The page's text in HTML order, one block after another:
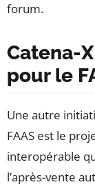
forum.
Catena-
pour le
Une autre
FAAS est le
interopérable
l’après-vente